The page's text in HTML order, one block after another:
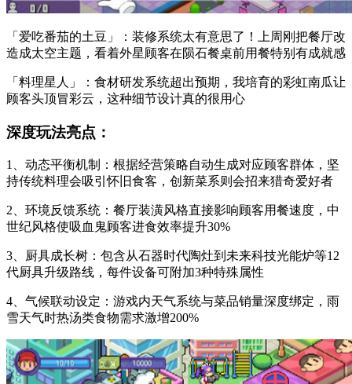
「爱吃番茄的土豆」：装修系统太有意思了！上周刚把餐厅改
造成太空主题，看着外星顾客在陨石餐桌前用餐特别有成就感
「料理星人」：食材研发系统超出预期，我培育的彩虹南瓜让
顾客头顶冒彩云，这种细节设计真的很用心
深度玩法亮点：
1、动态平衡机制：根据经营策略自动生成对应顾客群体，坚
持传统料理会吸引怀旧食客，创新菜系则会招来猎奇爱好者
2、环境反馈系统：餐厅装潢风格直接影响顾客用餐速度，中
世纪风格使吸血鬼顾客进食效率提升30%
3、厨具成长树：包含从石器时代陶灶到未来科技光能炉等12
代厨具升级路线，每件设备可附加3种特殊属性
4、气候联动设定：游戏内天气系统与菜品销量深度绑定，雨
雪天气时热汤类食物需求激增200%